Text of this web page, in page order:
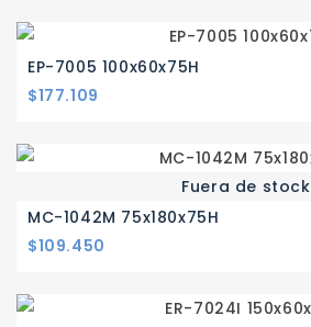
EP-7005 100x60x75H
Precio
$177.109
Fuera de stock
MC-1042M 75x180x75H
Precio
$109.450